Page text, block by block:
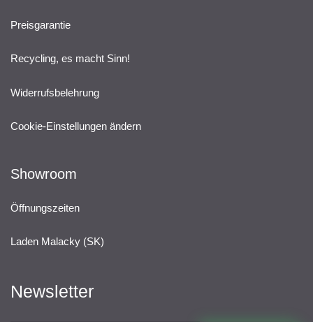
Preisgarantie
Recycling, es macht Sinn!
Widerrufsbelehrung
Cookie-Einstellungen ändern
Showroom
Öffnungszeiten
Laden Malacky (SK)
Newsletter